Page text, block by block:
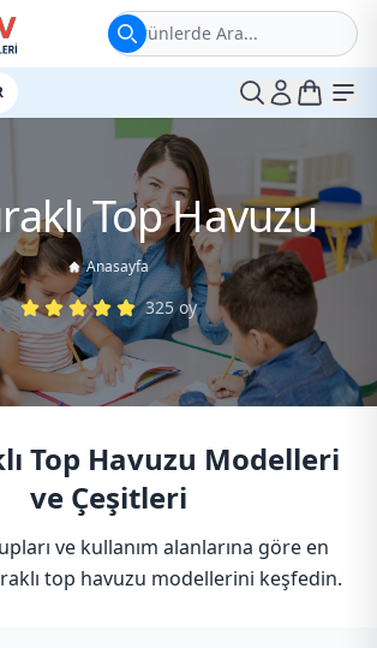
Ürünlerde Ara...
Top Havuzu
Anasayfa
325 oy
Top Havuzu Modelleri
ve Çeşitleri
ve kullanım alanlarına göre en
top havuzu modellerini keşfedin.